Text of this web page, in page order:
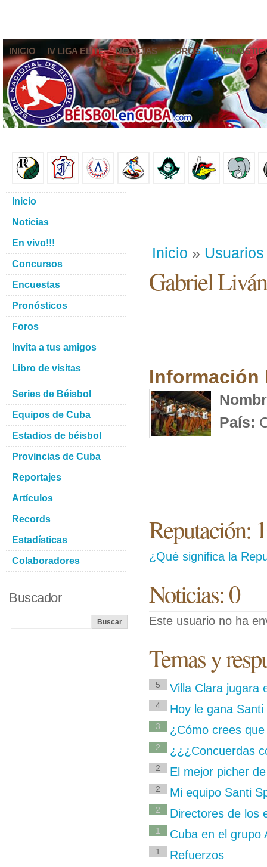
INICIO IV LIGA ELITE NOTICIAS FOROS
Inicio » Usuarios
Gabriel
Información
País:
Reputación:
¿Qué significa la
Noticias: 0
Este usuario no ha
Temas y
5 Villa Clara jugara
4 Hoy le gana
3 ¿Cómo crees
2 ¿¿¿Concuerdas
2 El mejor picher
2 Mi equipo Santi
2 Directores de los
1 Cuba en el grupo
1 Refuerzos
Inicio
Noticias
En vivo!!!
Concursos
Encuestas
Pronósticos
Foros
Invita a tus amigos
Libro de visitas
Series de Béisbol
Equipos de Cuba
Estadios de béisbol
Provincias de Cuba
Reportajes
Artículos
Records
Estadísticas
Colaboradores
Buscador